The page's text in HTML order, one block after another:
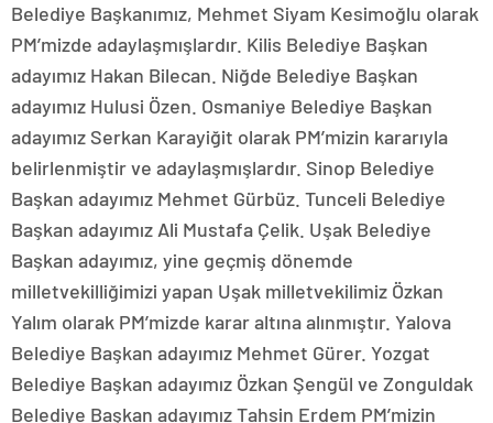
Belediye Başkanımız, Mehmet Siyam Kesimoğlu olarak
PM’mizde adaylaşmışlardır. Kilis Belediye Başkan
adayımız Hakan Bilecan. Niğde Belediye Başkan
adayımız Hulusi Özen. Osmaniye Belediye Başkan
adayımız Serkan Karayiğit olarak PM’mizin kararıyla
belirlenmiştir ve adaylaşmışlardır. Sinop Belediye
Başkan adayımız Mehmet Gürbüz. Tunceli Belediye
Başkan adayımız Ali Mustafa Çelik. Uşak Belediye
Başkan adayımız, yine geçmiş dönemde
milletvekilliğimizi yapan Uşak milletvekilimiz Özkan
Yalım olarak PM’mizde karar altına alınmıştır. Yalova
Belediye Başkan adayımız Mehmet Gürer. Yozgat
Belediye Başkan adayımız Özkan Şengül ve Zonguldak
Belediye Başkan adayımız Tahsin Erdem PM’mizin